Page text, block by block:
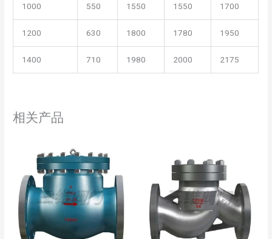
1000 550 1550 1550 1700
1200 630 1800 1780 1950
1400 710 1980 2000 2175
相关产品